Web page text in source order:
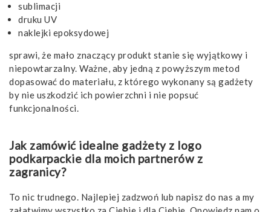
sublimacji
druku UV
naklejki epoksydowej
sprawi, że mało znaczący produkt stanie się wyjątkowy i
niepowtarzalny. Ważne, aby jedną z powyższym metod
dopasować do materiału, z którego wykonany są gadżety
by nie uszkodzić ich powierzchni i nie popsuć
funkcjonalności.
Jak zamówić idealne gadżety z logo
podkarpackie dla moich partnerów z
zagranicy?
To nic trudnego. Najlepiej zadzwoń lub napisz do nas a my